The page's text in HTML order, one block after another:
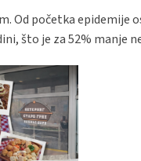
Od početka
što je za 52% manje